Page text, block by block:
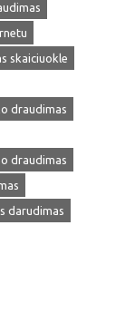
skaiciuokle
draudimas
draudimas
darudimas